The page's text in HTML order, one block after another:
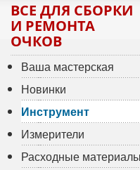
ВСЕ ДЛЯ СБОРКИ
И РЕМОНТА
ОЧКОВ
Ваша мастерская
Новинки
Инструмент
Измерители
Расходные материалы